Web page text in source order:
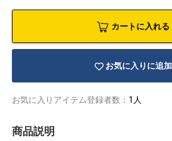
カートに入れる
お気に入りに追加
お気に入りアイテム登録者数： 1人
商品説明
アダルトグ